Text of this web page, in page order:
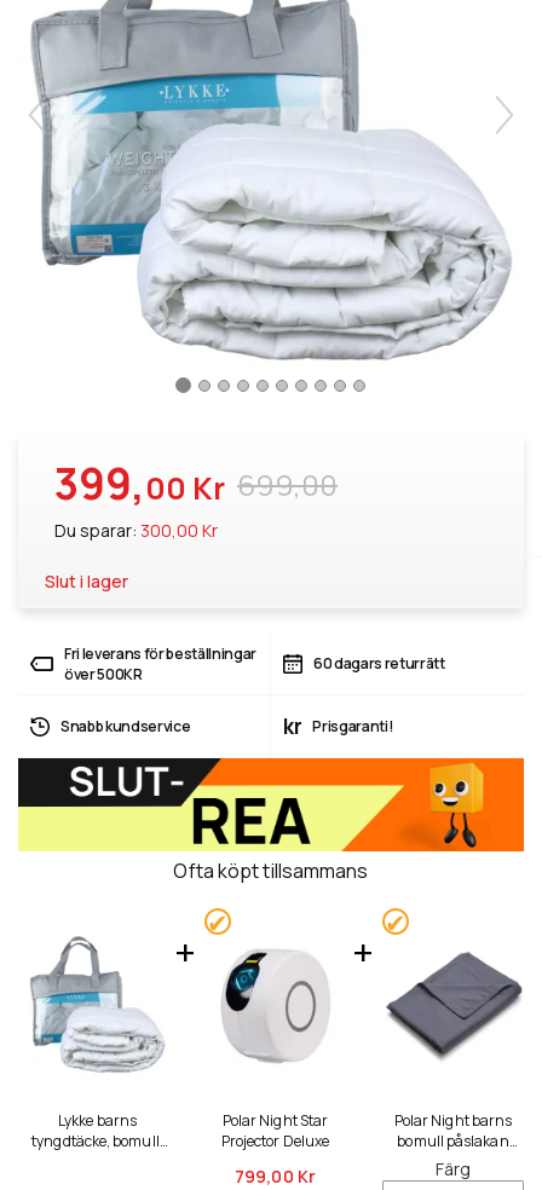
699,00
399,00 Kr
Du sparar: 300,00 Kr
Slut i lager
Fri leverans för beställningar
över 500KR
60 dagars returrätt
Snabb kundservice kr Prisgaranti!
Ofta köpt tillsammans
Lykke barns
tyngdtäcke, bomull,
Polar Night Star
Projector Deluxe
799,00 Kr
Polar Night barns
bomull påslakan
100x150cm
Färg